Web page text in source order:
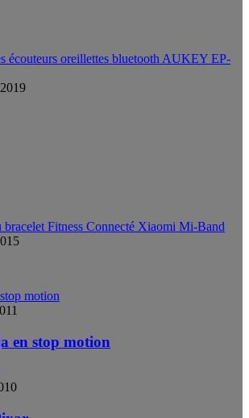
écouteurs oreillettes bluetooth AUKEY EP-
bracelet Fitness Connecté Xiaomi Mi-Band
motion
en stop motion